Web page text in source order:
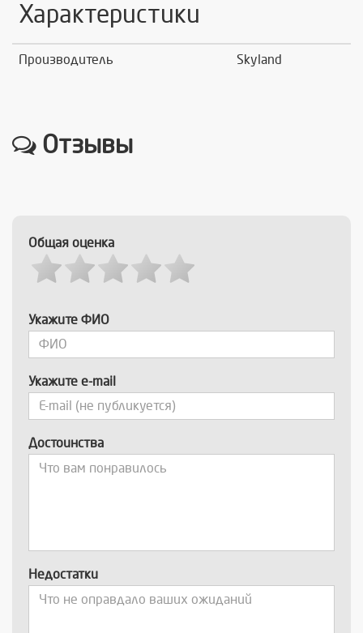
Характеристики
Производитель Skyland
Отзывы
Общая оценка
Укажите ФИО
Укажите e-mail
Достоинства
Недостатки